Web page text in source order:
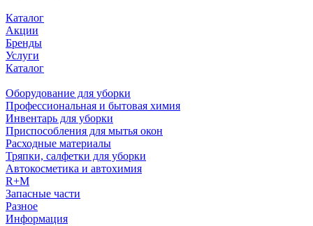
Каталог
Акции
Бренды
Услуги
Каталог
Оборудование для уборки
Профессиональная и бытовая химия
Инвентарь для уборки
Приспособления для мытья окон
Расходные материалы
Тряпки, салфетки для уборки
Автокосметика и автохимия
R+M
Запасные части
Разное
Информация